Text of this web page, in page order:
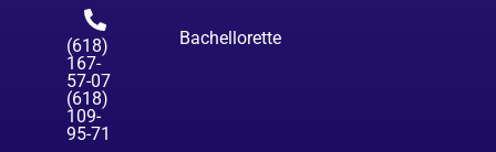
(618)
167-
57-07
(618)
109-
95-71
Bachellorette